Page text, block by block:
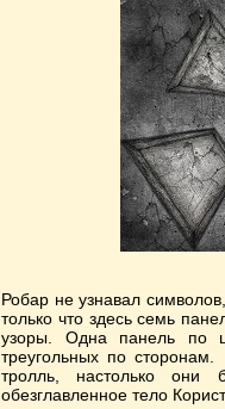
Робар не узнавал
только что здесь семь
узоры. Одна панель по
треугольных по
тролль, настолько они
обезглавленное тело